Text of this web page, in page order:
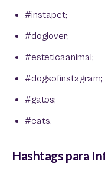
#instapet;
#doglover;
#esteticaanimal;
#dogsofinstagram;
#gatos;
#cats.
Hashtags para